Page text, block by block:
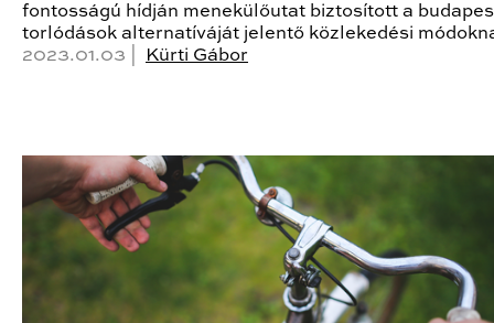
fontosságú hídján menekülőutat biztosított a
torlódások alternatíváját jelentő közlekedési
2023.01.03 |
Kürti Gábor